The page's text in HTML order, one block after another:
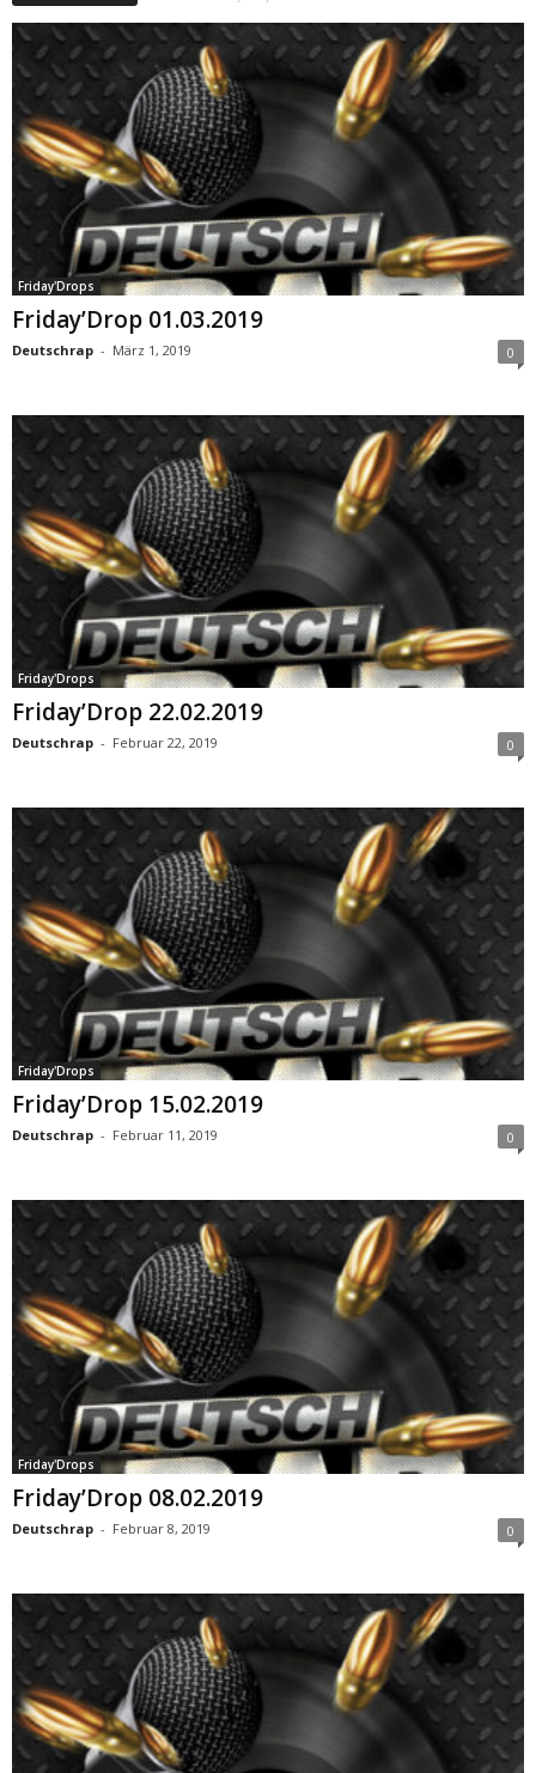
Friday'Drops
Friday’Drop 01.03.2019
Deutschrap - März 1, 2019 0
Friday'Drops
Friday’Drop 22.02.2019
Deutschrap - Februar 22, 2019 0
Friday'Drops
Friday’Drop 15.02.2019
Deutschrap - Februar 11, 2019 0
Friday'Drops
Friday’Drop 08.02.2019
Deutschrap - Februar 8, 2019 0